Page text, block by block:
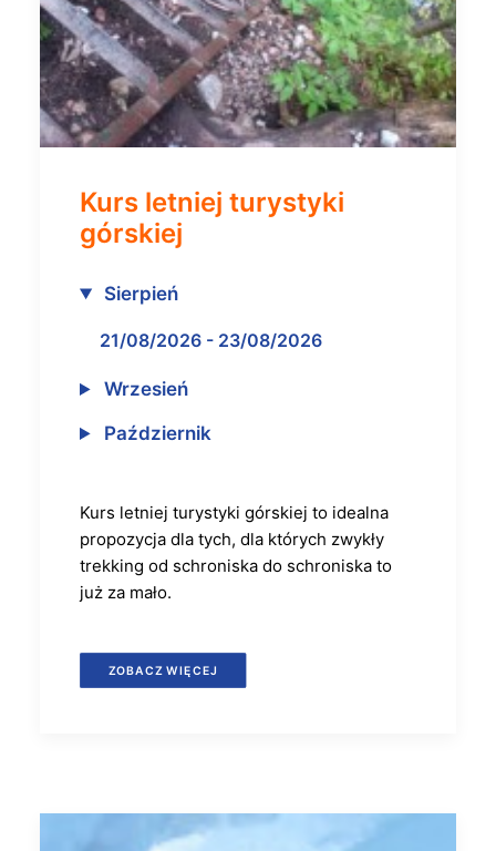
Kurs letniej turystyki
górskiej
Sierpień
21/08/2026 - 23/08/2026
Wrzesień
Październik
Kurs letniej turystyki górskiej to idealna
propozycja dla tych, dla których zwykły
trekking od schroniska do schroniska to
już za mało.
ZOBACZ WIĘCEJ